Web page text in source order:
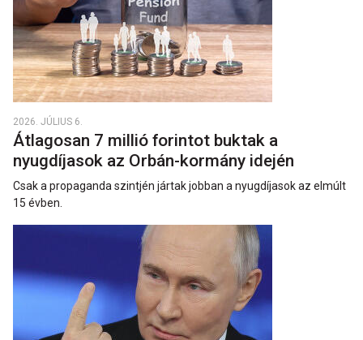
2026. JÚLIUS 6.
Átlagosan 7 millió forintot buktak a
nyugdíjasok az Orbán-kormány idején
Csak a propaganda szintjén jártak jobban a nyugdíjasok az elmúlt
15 évben.